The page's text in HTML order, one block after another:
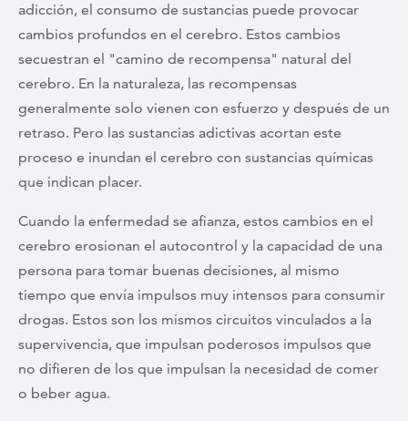
adicción, el consumo de sustancias puede provocar
cambios profundos en el cerebro. Estos cambios
secuestran el "camino de recompensa" natural del
cerebro. En la naturaleza, las recompensas
generalmente solo vienen con esfuerzo y después de un
retraso. Pero las sustancias adictivas acortan este
proceso e inundan el cerebro con sustancias químicas
que indican placer.
Cuando la enfermedad se afianza, estos cambios en el
cerebro erosionan el autocontrol y la capacidad de una
persona para tomar buenas decisiones, al mismo
tiempo que envía impulsos muy intensos para consumir
drogas. Estos son los mismos circuitos vinculados a la
supervivencia, que impulsan poderosos impulsos que
no difieren de los que impulsan la necesidad de comer
o beber agua.